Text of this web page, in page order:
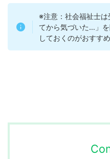
※注意：社会福祉士
てから気づいた…」
しておくのがおすすめ